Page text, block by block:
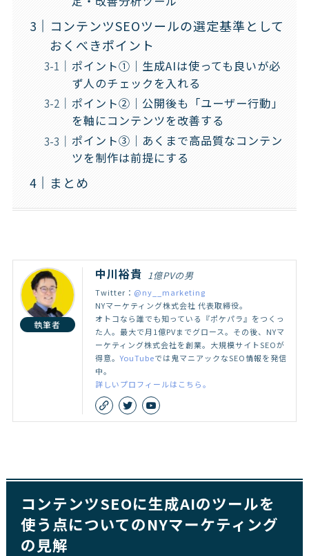
コンテンツSEOツールの選定基準として
おくべきポイント
ポイント①｜生成AIは使っても良いが必
ず人のチェックを入れる
ポイント②｜公開後も「ユーザー行動」
を軸にコンテンツを改善する
ポイント③｜あくまで高品質なコンテン
ツを制作は前提にする
まとめ
執筆者
中川裕貴 1億PVの男
Twitter： @ny__marketing
NYマーケティング株式会社 代表取締役。
オトコなら誰でも知っている『ポケパラ』をつくっ
た人。最大で月1億PVまでグロース。その後、NYマ
ーケティング株式会社を創業。大規模サイトSEOが
得意。YouTubeでは鬼マニアックなSEO情報を発信
中。
詳しいプロフィールはこちら。
コンテンツSEOに生成AIのツールを
使う点についてのNYマーケティング
の見解